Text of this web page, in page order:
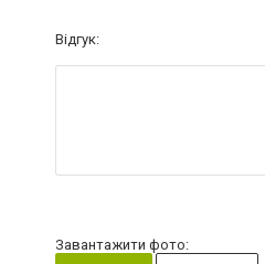
Відгук:
Завантажити фото: